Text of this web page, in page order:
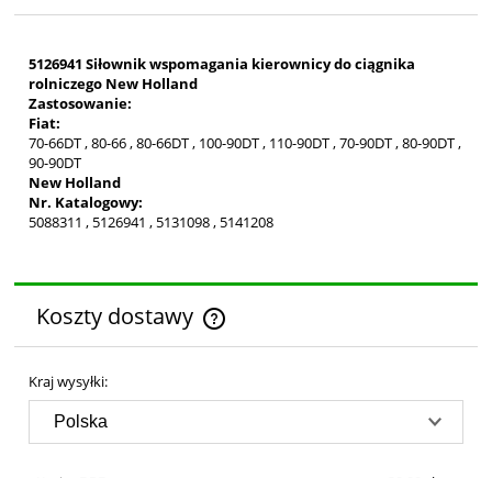
5126941 Siłownik wspomagania kierownicy do ciągnika
rolniczego New Holland
Zastosowanie:
Fiat:
70-66DT , 80-66 , 80-66DT , 100-90DT , 110-90DT , 70-90DT , 80-90DT ,
90-90DT
New Holland
Nr. Katalogowy:
5088311 , 5126941 , 5131098 , 5141208
Koszty dostawy
Cena nie zawiera ewentualnych kosztów płatności
Kraj wysyłki: